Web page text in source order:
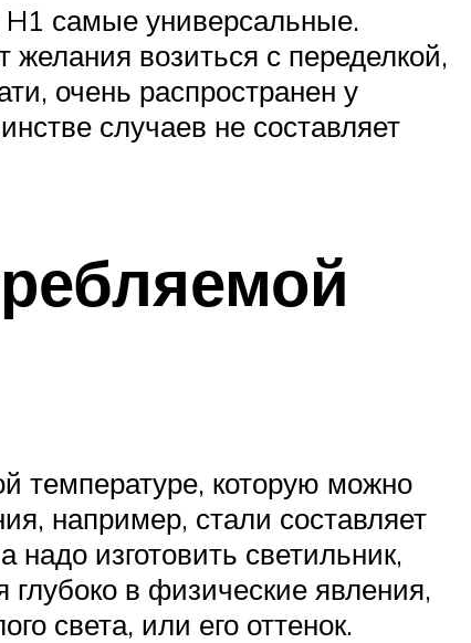
самые универсальные.
желания возиться с переделкой,
очень распространен у
случаев не составляет
температуре, которую можно
например, стали составляет
изготовить светильник,
в физические явления,
света, или его оттенок.